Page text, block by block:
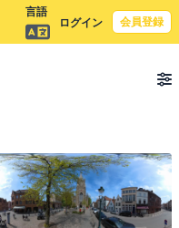
言語
ログイン
会員登録